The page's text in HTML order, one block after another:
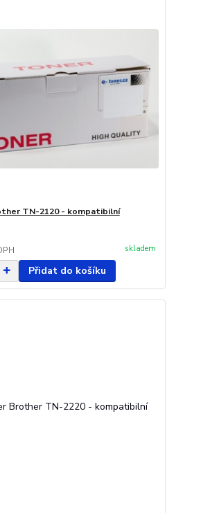
TN-2120 - kompatibilní
skladem
Přidat do košíku